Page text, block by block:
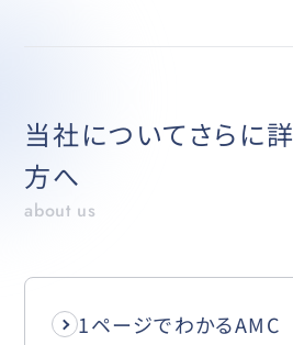
当社についてさらに
方へ
about us
1ページでわかるAMC